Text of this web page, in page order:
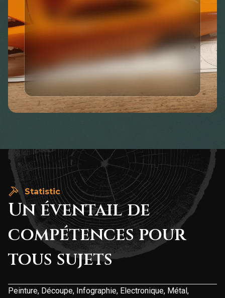
Statistic
Un éventail de
compétences pour
tous sujets
Peinture, Découpe, Infographie, Electronique, Métal,